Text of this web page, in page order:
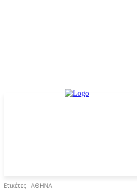
Ετικέτες ΑΘΗΝΑ